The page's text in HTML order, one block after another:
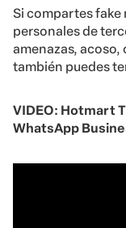
Si compartes fake
personales de
amenazas,
también puedes
VIDEO: Hotmart
WhatsApp